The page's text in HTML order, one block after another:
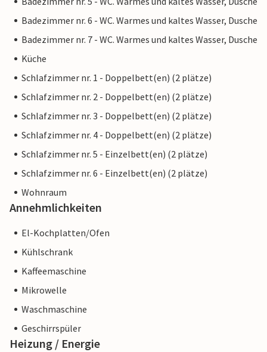
Badezimmer nr. 6 - WC. Warmes und kaltes Wasser, Dusche
Badezimmer nr. 7 - WC. Warmes und kaltes Wasser, Dusche
Küche
Schlafzimmer nr. 1 - Doppelbett(en) (2 plätze)
Schlafzimmer nr. 2 - Doppelbett(en) (2 plätze)
Schlafzimmer nr. 3 - Doppelbett(en) (2 plätze)
Schlafzimmer nr. 4 - Doppelbett(en) (2 plätze)
Schlafzimmer nr. 5 - Einzelbett(en) (2 plätze)
Schlafzimmer nr. 6 - Einzelbett(en) (2 plätze)
Wohnraum
Annehmlichkeiten
El-Kochplatten/Ofen
Kühlschrank
Kaffeemaschine
Mikrowelle
Waschmaschine
Geschirrspüler
Heizung / Energie